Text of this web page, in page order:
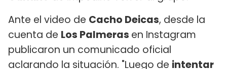
Ante el video de Cacho Deicas, desde la
cuenta de Los Palmeras en Instagram
publicaron un comunicado oficial
aclarando la situación. "Luego de intentar